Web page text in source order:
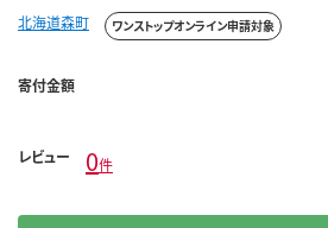
北海道森町 ワンストップオンライン申請対象
寄付金額
レビュー 0件